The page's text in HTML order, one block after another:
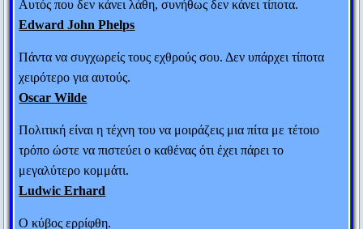
Edward John Phelps
Πάντα να συγχωρείς τους εχθρούς σου. Δεν υπάρχει τίποτα
χειρότερο για αυτούς.
Oscar Wilde
Πολιτική είναι η τέχνη του να μοιράζεις μια πίτα με τέτοιο
τρόπο ώστε να πιστεύει ο καθένας ότι έχει πάρει το
μεγαλύτερο κομμάτι.
Ludwic Erhard
Ο κύβος ερρίφθη.
Ο Μ. Αλέξανδρος έστειλε στο Φωκίωνα 100
τάλαντα. Ο Αθηναίος πολιτικός ρώτησε τους